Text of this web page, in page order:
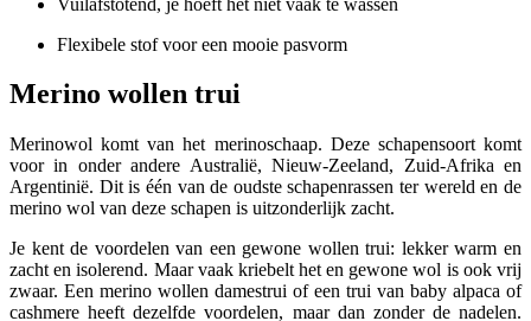
Flexibele stof voor een mooie pasvorm
Merino wollen trui
Merinowol komt van het merinoschaap. Deze schapensoort komt
voor in onder andere Australië, Nieuw-Zeeland, Zuid-Afrika en
Argentinië. Dit is één van de oudste schapenrassen ter wereld en de
merino wol van deze schapen is uitzonderlijk zacht.
Je kent de voordelen van een gewone wollen trui: lekker warm en
zacht en isolerend. Maar vaak kriebelt het en gewone wol is ook vrij
zwaar. Een merino wollen damestrui of een trui van baby alpaca of
cashmere heeft dezelfde voordelen, maar dan zonder de nadelen.